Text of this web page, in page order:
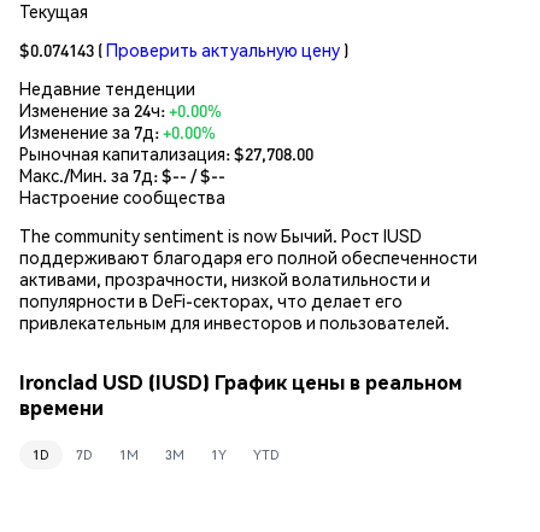
Текущая
$0.074143 (Проверить актуальную цену )
Недавние тенденции
Изменение за 24ч:+0.00%
Изменение за 7д:+0.00%
Рыночная капитализация:$27,708.00
Макс./Мин. за 7д: $-- / $--
Настроение сообщества
The community sentiment is now Бычий. Рост IUSD
поддерживают благодаря его полной обеспеченности
активами, прозрачности, низкой волатильности и
популярности в DeFi-секторах, что делает его
привлекательным для инвесторов и пользователей.
Ironclad USD (IUSD) График цены в реальном
времени
1D 7D 1M 3M 1Y YTD